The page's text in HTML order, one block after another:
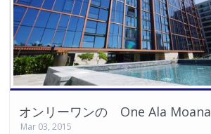
オンリーワンの One Ala Moana
Mar 03, 2015